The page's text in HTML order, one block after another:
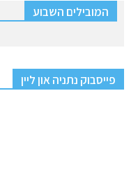
המובילים השבוע
פייסבוק נתניה און ליין